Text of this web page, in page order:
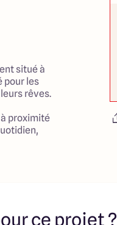
situé à
pour les
rêves.
proximité
de
pratique
ce projet ?